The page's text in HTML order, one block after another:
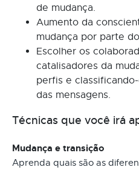
de mudança.
Aumento da
mudança por parte
Escolher os
catalisadores da
perfis e
das mensagens.
Técnicas que você irá
Mudança e transição
Aprenda quais são as